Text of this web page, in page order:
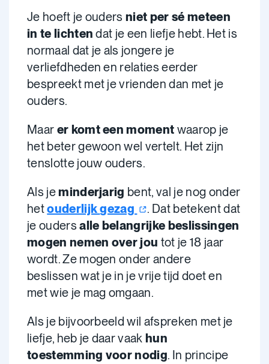
Je hoeft je oudersniet per sé meteen
in te lichtendat je een liefje hebt. Het is
normaal dat je als jongere je
verliefdheden en relaties eerder
bespreekt met je vrienden dan met je
ouders.
Maar er komt een moment waarop je
het beter gewoon wel vertelt. Het zijn
tenslotte jouw ouders.
Als jeminderjarig bent, val je nog onder
hetouderlijkgezag
. Dat betekent dat
je oudersalle belangrijke beslissingen
mogen nemen over jou tot je 18 jaar
wordt. Ze mogen onder andere
beslissen wat je in je vrije tijd doet en
met wie je mag omgaan.
Als je bijvoorbeeld wil afspreken met je
liefje, heb je daar vaakhun
toestemming voor nodig. In principe